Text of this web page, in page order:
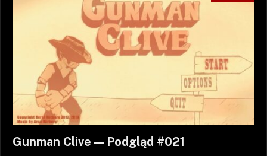
Gunman Clive — Podgląd #021